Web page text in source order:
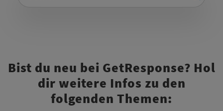
Bist du neu bei GetResponse? Hol
dir weitere Infos zu den
folgenden Themen: